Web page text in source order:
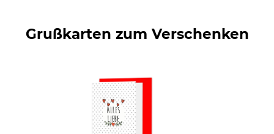
Grußkarten zum Verschenken